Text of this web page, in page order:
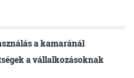
a kamaránál
a vállalkozásoknak